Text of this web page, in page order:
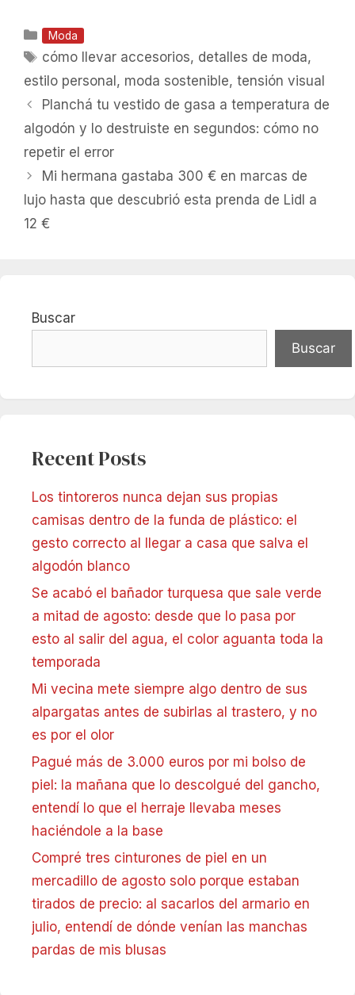
Categorías
Moda
Etiquetas
cómo llevar accesorios, detalles de moda,
estilo personal , moda sostenible, tensión visual
Planchá tu vestido de gasa a temperatura de
algodón y lo destruiste en segundos: cómo no
repetir el error
Mi hermana gastaba 300 € en marcas de
lujo hasta que descubrió esta prenda de Lidl a
12 €
Buscar
Buscar
Recent Posts
Los tintoreros nunca dejan sus propias
camisas dentro de la funda de plástico: el
gesto correcto al llegar a casa que salva el
algodón blanco
Se acabó el bañador turquesa que sale verde
a mitad de agosto: desde que lo pasa por
esto al salir del agua, el color aguanta toda la
temporada
Mi vecina mete siempre algo dentro de sus
alpargatas antes de subirlas al trastero, y no
es por el olor
Pagué más de 3.000 euros por mi bolso de
piel: la mañana que lo descolgué del gancho,
entendí lo que el herraje llevaba meses
haciéndole a la base
Compré tres cinturones de piel en un
mercadillo de agosto solo porque estaban
tirados de precio: al sacarlos del armario en
julio, entendí de dónde venían las manchas
pardas de mis blusas